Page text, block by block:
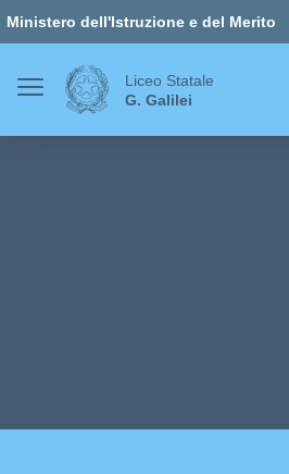
Ministero dell'Istruzione e del Merito
Liceo Statale
G. Galilei